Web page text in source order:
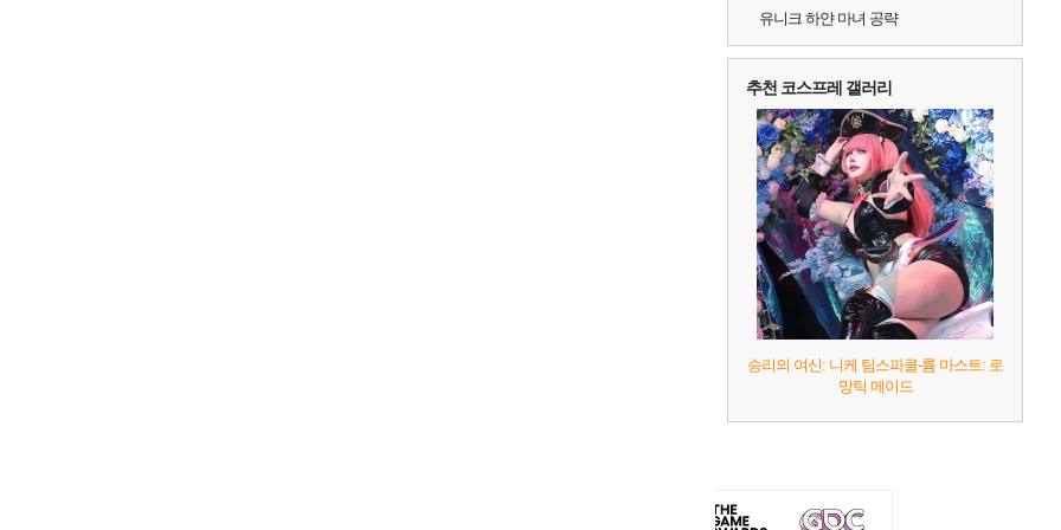
유니크 하얀 마녀 공략
추천 코스프레 갤러리
승리의 여신: 니케 팀스파클-륨 마스트: 로
망틱 메이드